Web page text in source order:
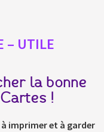
– UTILE
la bonne
!
imprimer et à garder